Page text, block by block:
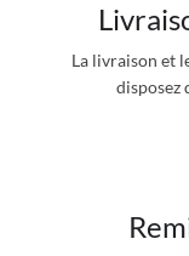
La livraison et
disposez